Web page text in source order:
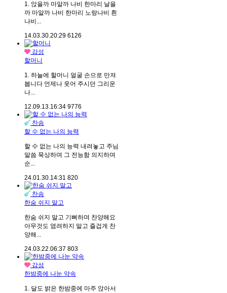
1. 앉을까 마알까 나비 한마리 날을
까 마알까 나비 한마리 노랑나비 흰
나비...
14.03.30.20:29 6126
감성
할머니
1. 하늘에 할머니 얼굴 손으로 만져
봅니다 언제나 웃어 주시던 그리운
나...
12.09.13.16:34 9776
찬송
할 수 없는 나의 능력
할 수 없는 나의 능력 내려놓고 주님
말씀 묵상하며 그 전능함 의지하며
순...
24.01.30.14:31 820
찬송
한숨 쉬지 말고
한숨 쉬지 말고 기뻐하며 찬양해요
아무것도 염려하지 말고 즐겁게 찬
양해...
24.03.22.06:37 803
감성
한밤중에 나눈 약속
1. 달도 밝은 한밤중에 마주 앉아서